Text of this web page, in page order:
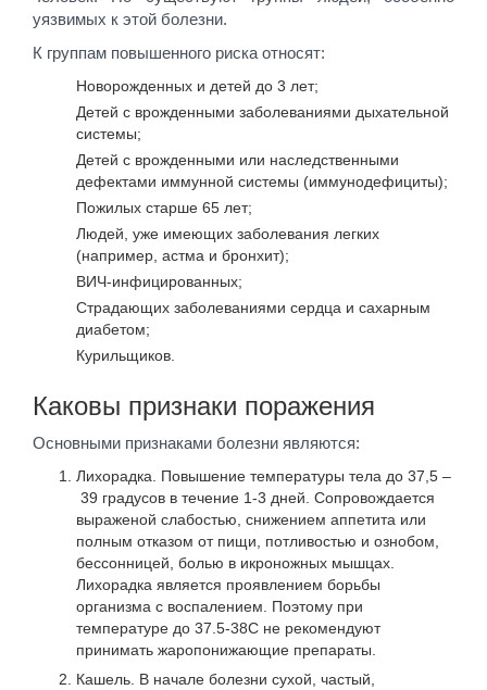
уязвимых к этой болезни.
К группам повышенного риска относят:
Новорожденных и детей до 3 лет;
Детей с врожденными заболеваниями дыхательной
системы;
Детей с врожденными или наследственными
дефектами иммунной системы (иммунодефициты);
Пожилых старше 65 лет;
Людей, уже имеющих заболевания легких
(например, астма и бронхит);
ВИЧ-инфицированных;
Страдающих заболеваниями сердца и сахарным
диабетом;
Курильщиков.
Каковы признаки поражения
Основными признаками болезни являются:
Лихорадка. Повышение температуры тела до 37,5 –
39 градусов в течение 1-3 дней. Сопровождается
выраженой слабостью, снижением аппетита или
полным отказом от пищи, потливостью и ознобом,
бессонницей, болью в икроножных мышцах.
Лихорадка является проявлением борьбы
организма с воспалением. Поэтому при
температуре до 37.5-38С не рекомендуют
принимать жаропонижающие препараты.
Кашель. В начале болезни сухой, частый,